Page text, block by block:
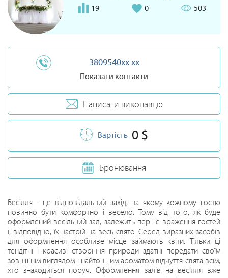
19
0 503
3809540xx xx
Показати контакти
Написати виконавцю
Вартість 0 $
Бронювання
Весілля - це відповідальний захід, на якому кожному гостю
повинно бути комфортно і весело. Тому від того, як буде
оформлений весільний зал, залежить перше враження гостей
і, відповідно, їх настрій на весь свято. Серед виразних засобів
для оформлення особливе місце займають квіти. Тільки ці
тендітні і красиві створіння природи здатні передати своїм
зовнішнім виглядом і найтоншим ароматом відчуття свята всім,
хто знаходиться поруч. Оформлення залів на весілля вже